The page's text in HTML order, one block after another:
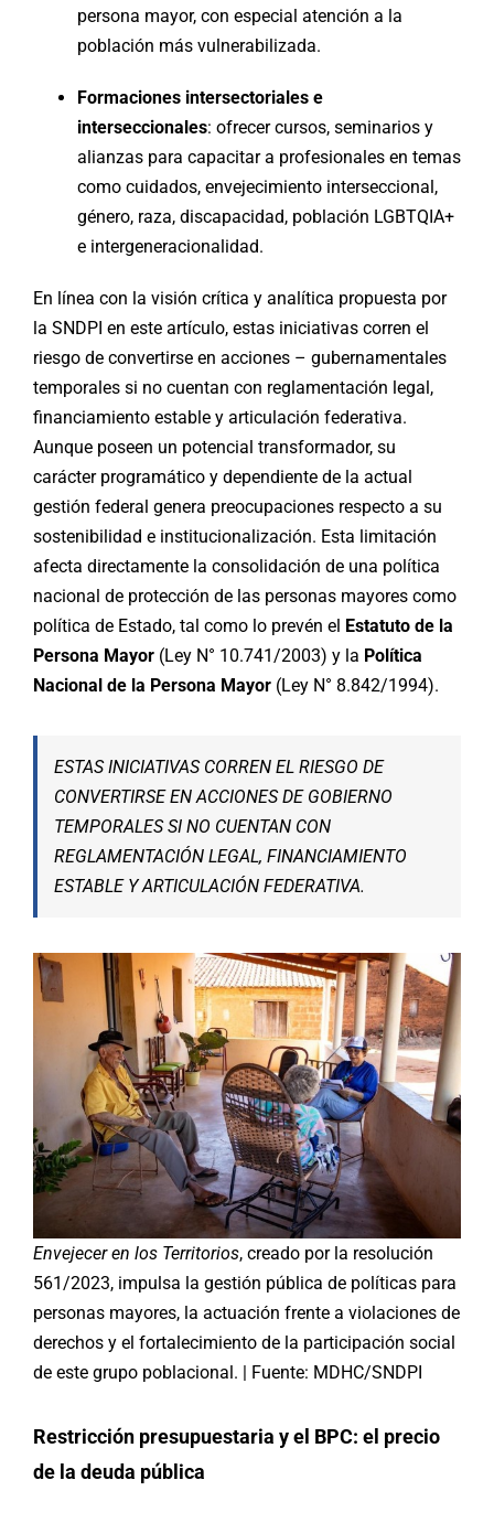
persona mayor, con especial atención a la
población más vulnerabilizada.
Formaciones intersectoriales e
interseccionales: ofrecer cursos, seminarios y
alianzas para capacitar a profesionales en temas
como cuidados, envejecimiento interseccional,
género, raza, discapacidad, población LGBTQIA+
e intergeneracionalidad.
En línea con la visión crítica y analítica propuesta por
la SNDPI en este artículo, estas iniciativas corren el
riesgo de convertirse en acciones – gubernamentales
temporales si no cuentan con reglamentación legal,
financiamiento estable y articulación federativa.
Aunque poseen un potencial transformador, su
carácter programático y dependiente de la actual
gestión federal genera preocupaciones respecto a su
sostenibilidad e institucionalización. Esta limitación
afecta directamente la consolidación de una política
nacional de protección de las personas mayores como
política de Estado, tal como lo prevén el Estatuto de la
Persona Mayor (Ley N° 10.741/2003) y la Política
Nacional de la Persona Mayor (Ley N° 8.842/1994).
ESTAS INICIATIVAS CORREN EL RIESGO DE
CONVERTIRSE EN ACCIONES DE GOBIERNO
TEMPORALES SI NO CUENTAN CON
REGLAMENTACIÓN LEGAL, FINANCIAMIENTO
ESTABLE Y ARTICULACIÓN FEDERATIVA.
Envejecer en los Territorios, creado por la resolución
561/2023, impulsa la gestión pública de políticas para
personas mayores, la actuación frente a violaciones de
derechos y el fortalecimiento de la participación social
de este grupo poblacional. | Fuente: MDHC/SNDPI
Restricción presupuestaria y el BPC: el precio
de la deuda pública